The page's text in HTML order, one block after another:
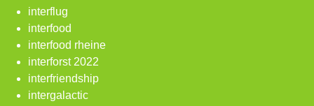
interflug
interfood
interfood rheine
interforst 2022
interfriendship
intergalactic